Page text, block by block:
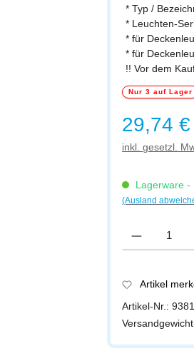
* Typ /
* Leuchten-
* für
* für
!! Vor dem
Nur 3 auf Lager
Regulärer Preis:
29,74 €
inkl. gesetzl.
Lagerware -
(Ausland
Artikel
Artikel-Nr.: